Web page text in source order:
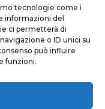
tecnologie come i
informazioni del
ci permetterà di
o ID unici su
può influire
funzioni.